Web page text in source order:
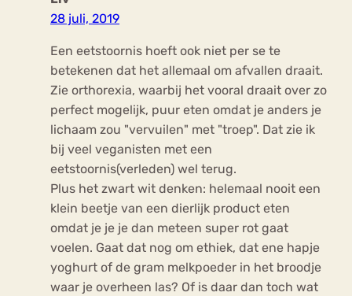
28 juli, 2019
Een eetstoornis hoeft ook niet per se te
betekenen dat het allemaal om afvallen draait.
Zie orthorexia, waarbij het vooral draait over zo
perfect mogelijk, puur eten omdat je anders je
lichaam zou "vervuilen" met "troep". Dat zie ik
bij veel veganisten met een
eetstoornis(verleden) wel terug.
Plus het zwart wit denken: helemaal nooit een
klein beetje van een dierlijk product eten
omdat je je je dan meteen super rot gaat
voelen. Gaat dat nog om ethiek, dat ene hapje
yoghurt of de gram melkpoeder in het broodje
waar je overheen las? Of is daar dan toch wat